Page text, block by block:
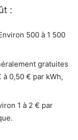
:
500 à 1 500
gratuites
0,50 € par kWh,
1 à 2 € par